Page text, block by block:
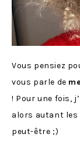
Vous pensiez
vous parle de
! Pour une fois,
alors autant les
peut-être ;)